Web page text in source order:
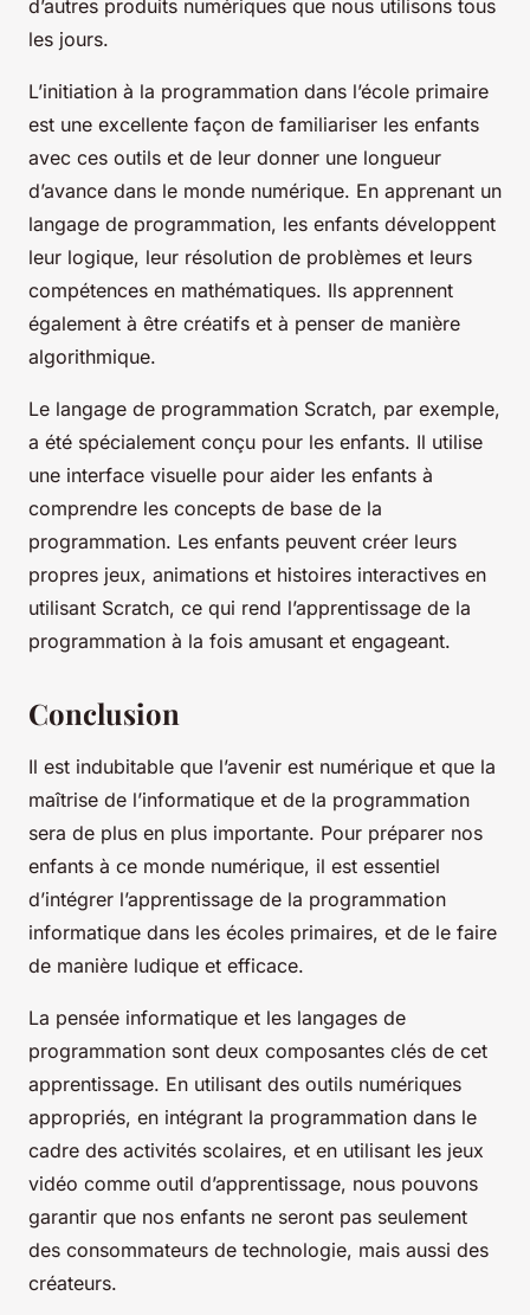
d’autres produits numériques que nous utilisons tous
les jours.
L’initiation à la programmation dans l’école primaire
est une excellente façon de familiariser les enfants
avec ces outils et de leur donner une longueur
d’avance dans le monde numérique. En apprenant un
langage de programmation, les enfants développent
leur logique, leur résolution de problèmes et leurs
compétences en mathématiques. Ils apprennent
également à être créatifs et à penser de manière
algorithmique.
Le langage de programmation Scratch, par exemple,
a été spécialement conçu pour les enfants. Il utilise
une interface visuelle pour aider les enfants à
comprendre les concepts de base de la
programmation. Les enfants peuvent créer leurs
propres jeux, animations et histoires interactives en
utilisant Scratch, ce qui rend l’apprentissage de la
programmation à la fois amusant et engageant.
Conclusion
Il est indubitable que l’avenir est numérique et que la
maîtrise de l’informatique et de la programmation
sera de plus en plus importante. Pour préparer nos
enfants à ce monde numérique, il est essentiel
d’intégrer l’apprentissage de la programmation
informatique dans les écoles primaires, et de le faire
de manière ludique et efficace.
La pensée informatique et les langages de
programmation sont deux composantes clés de cet
apprentissage. En utilisant des outils numériques
appropriés, en intégrant la programmation dans le
cadre des activités scolaires, et en utilisant les jeux
vidéo comme outil d’apprentissage, nous pouvons
garantir que nos enfants ne seront pas seulement
des consommateurs de technologie, mais aussi des
créateurs.